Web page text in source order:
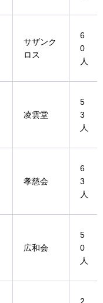
サザンク
ロス
6
0
人
凌雲堂
5
3
人
孝慈会
6
3
人
広和会
5
0
人
2